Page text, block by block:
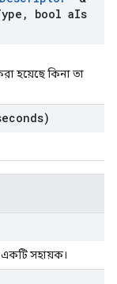
, bool aIs
হয়েছে কিনা তা
একটি সহায়ক।